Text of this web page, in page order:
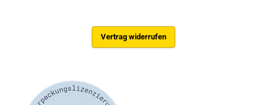
Vertrag widerrufen